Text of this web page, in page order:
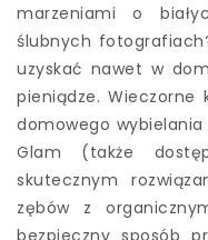
marzeniami o
ślubnych
uzyskać nawet w
pieniądze. Wieczorne
domowego
Glam (także
skutecznym
zębów z
bezpieczny sposób